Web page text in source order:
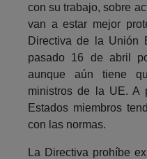
con su trabajo, sobre
van a estar mejor
Directiva de la Unión
pasado 16 de abril
aunque aún tiene
ministros de la UE. A
Estados miembros
con las normas.
La Directiva prohíbe